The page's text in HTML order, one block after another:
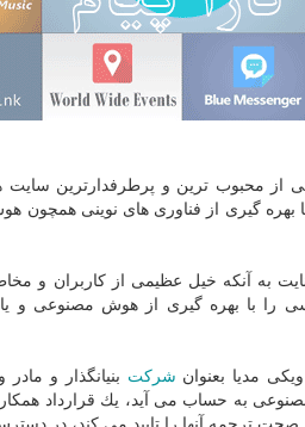
از محبوب ترین و پرطرفدارترین
گیری از فناوری های نوینی همچون
به آنكه خیل عظیمی از كاربران و
را با بهره گیری از هوش مصنوعی و
شركت بنیانگذار و
به حساب می آید، یك قرارداد